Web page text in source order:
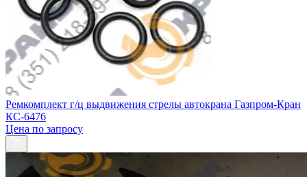
Ремкомплект г/ц выдвижения стрелы автокрана Газпром-Кран
КС-6476
Цена по запросу